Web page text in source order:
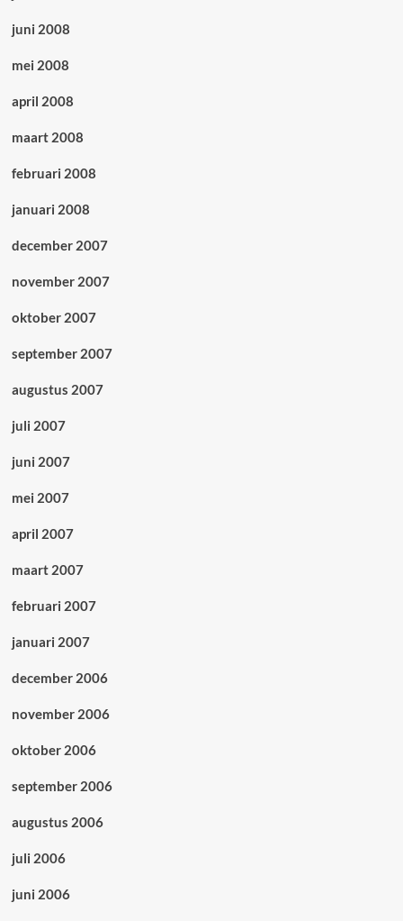
juni 2008
mei 2008
april 2008
maart 2008
februari 2008
januari 2008
december 2007
november 2007
oktober 2007
september 2007
augustus 2007
juli 2007
juni 2007
mei 2007
april 2007
maart 2007
februari 2007
januari 2007
december 2006
november 2006
oktober 2006
september 2006
augustus 2006
juli 2006
juni 2006